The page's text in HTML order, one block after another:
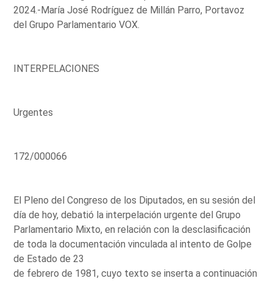
2024.-María José Rodríguez de Millán Parro, Portavoz
del Grupo Parlamentario VOX.
INTERPELACIONES
Urgentes
172/000066
El Pleno del Congreso de los Diputados, en su sesión del
día de hoy, debatió la interpelación urgente del Grupo
Parlamentario Mixto, en relación con la desclasificación
de toda la documentación vinculada al intento de Golpe
de Estado de 23
de febrero de 1981, cuyo texto se inserta a continuación